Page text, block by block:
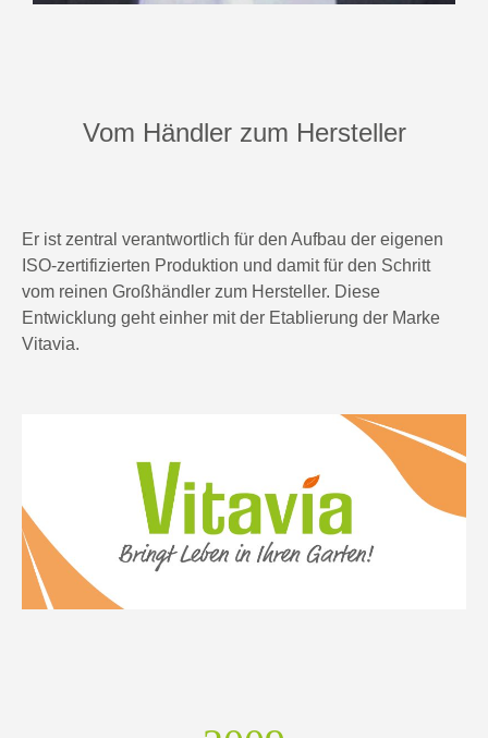
Vom Händler zum Hersteller
Er ist zentral verantwortlich für den Aufbau der eigenen
ISO-zertifizierten Produktion und damit für den Schritt
vom reinen Großhändler zum Hersteller. Diese
Entwicklung geht einher mit der Etablierung der Marke
Vitavia.